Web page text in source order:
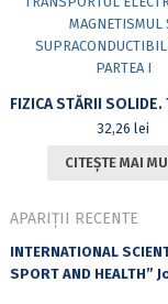
32,26lei
CITEȘTE MAI
APARIȚII RECENTE
INTERNATIONAL
SPORT AND